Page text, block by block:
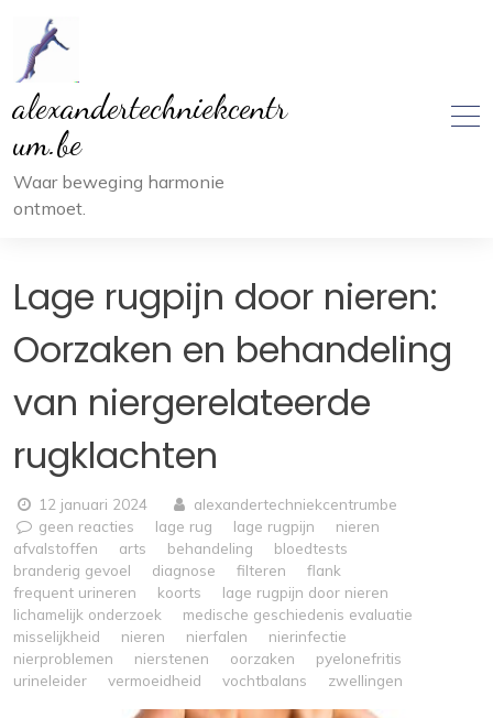
inhoud
alexandertechniekcentr
um.be
Waar beweging harmonie
ontmoet.
Lage rugpijn door nieren:
Oorzaken en behandeling
van niergerelateerde
rugklachten
12 januari 2024
alexandertechniekcentrumbe
geen reacties
lage rug lage rugpijn
nieren
afvalstoffen
arts behandeling
bloedtests
branderig gevoel
diagnose filteren
flank
frequent urineren
koorts
lage rugpijn door nieren
lichamelijk onderzoek
medische geschiedenis evaluatie
misselijkheid
nieren nierfalen
nierinfectie
nierproblemen
nierstenen oorzaken
pyelonefritis
urineleider
vermoeidheid vochtbalans zwellingen